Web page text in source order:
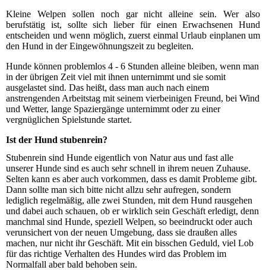
Kleine Welpen sollen noch gar nicht alleine sein. Wer also
berufstätig ist, sollte sich lieber für einen Erwachsenen Hund
entscheiden und wenn möglich, zuerst einmal Urlaub einplanen um
den Hund in der Eingewöhnungszeit zu begleiten.
Hunde können problemlos 4 - 6 Stunden alleine bleiben, wenn man
in der übrigen Zeit viel mit ihnen unternimmt und sie somit
ausgelastet sind. Das heißt, dass man auch nach einem
anstrengenden Arbeitstag mit seinem vierbeinigen Freund, bei Wind
und Wetter, lange Spaziergänge unternimmt oder zu einer
vergnüglichen Spielstunde startet.
Ist der Hund stubenrein?
Stubenrein sind Hunde eigentlich von Natur aus und fast alle
unserer Hunde sind es auch sehr schnell in ihrem neuen Zuhause.
Selten kann es aber auch vorkommen, dass es damit Probleme gibt.
Dann sollte man sich bitte nicht allzu sehr aufregen, sondern
lediglich regelmäßig, alle zwei Stunden, mit dem Hund rausgehen
und dabei auch schauen, ob er wirklich sein Geschäft erledigt, denn
manchmal sind Hunde, speziell Welpen, so beeindruckt oder auch
verunsichert von der neuen Umgebung, dass sie draußen alles
machen, nur nicht ihr Geschäft. Mit ein bisschen Geduld, viel Lob
für das richtige Verhalten des Hundes wird das Problem im
Normalfall aber bald behoben sein.